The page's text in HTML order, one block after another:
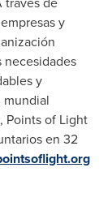
y
necesidades
y
mundial
Points of Light
en 32